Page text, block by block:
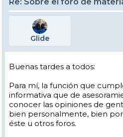
Glide
Buenas tardes a todos:
Para mí, la función que
informativa que de
conocer las opiniones de
bien personalmente, bien
éste u otros foros.